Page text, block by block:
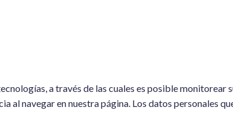
a través de las cuales es posible monitorear
al navegar en nuestra página. Los datos personales